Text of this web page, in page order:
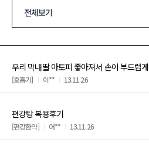
전체보기
우리 막내딸 아토피 좋아져서 손이 부드럽
[호흡기] 이** 13.11.26
편강탕 복용후기
[편강한약] 어** 13.11.26